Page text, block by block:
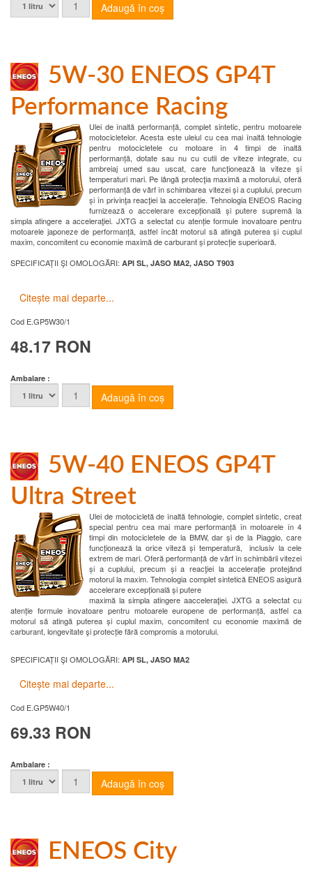
5W-30 ENEOS GP4T
Performance Racing
Ulei de înaltă performanță, complet sintetic, pentru motoarele
motocicletelor. Acesta este uleiul cu cea mai înaltă tehnologie
pentru motocicletele cu motoare în 4 timpi de înaltă
performanță, dotate sau nu cu cutii de viteze integrate, cu
ambreiaj umed sau uscat, care funcționează la viteze și
temperaturi mari. Pe lângă protecţia maximă a motorului, oferă
performanță de vârf în schimbarea vitezei și a cuplului, precum
și în privinţa reacţiei la accelerație. Tehnologia ENEOS Racing
furnizează o accelerare excepțională și putere supremă la
simpla atingere a acceleraţiei. JXTG a selectat cu atenție formule inovatoare pentru
motoarele japoneze de performanță, astfel încât motorul să atingă puterea și cuplul
maxim, concomitent cu economie maximă de carburant și protecție superioară.
SPECIFICAȚII ŞI OMOLOGĂRI: API SL, JASO MA2, JASO T903
Citește mai departe...
Cod E.GP5W30/1
48.17 RON
Ambalare :
5W-40 ENEOS GP4T
Ultra Street
Ulei de motocicletă de înaltă tehnologie, complet sintetic, creat
special pentru cea mai mare performanță în motoarele în 4
timpi din motocicletele de la BMW, dar și de la Piaggio, care
funcționează la orice viteză și temperatură, inclusiv la cele
extrem de mari. Oferă performanță de vârf în schimbării vitezei
și a cuplului, precum și a reacţiei la accelerație protejând
motorul la maxim. Tehnologia complet sintetică ENEOS asigură
accelerare excepțională și putere
maximă la simpla atingere aacceleraţiei. JXTG a selectat cu
atenție formule inovatoare pentru motoarele europene de performanță, astfel ca
motorul să atingă puterea și cuplul maxim, concomitent cu economie maximă de
carburant, longevitate şi protecție fără compromis a motorului.
SPECIFICAȚII ŞI OMOLOGĂRI: API SL, JASO MA2
Citește mai departe...
Cod E.GP5W40/1
69.33 RON
Ambalare :
ENEOS City